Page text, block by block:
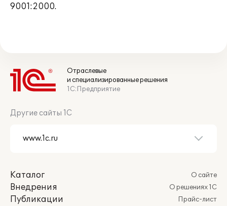
9001:2000.
Отраслевые
и специализированные решения
1С:Предприятие
Другие сайты 1С
Каталог
Внедрения
Публикации
О сайте
О решениях 1С
Прайс-лист